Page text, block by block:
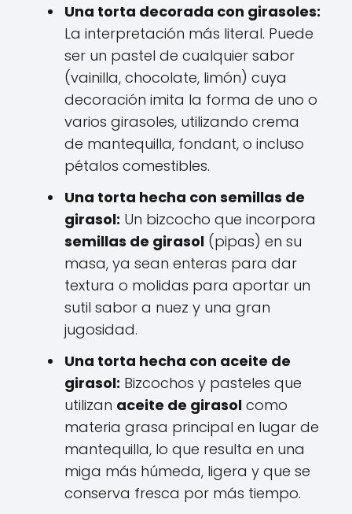
Una torta decorada con girasoles:
La interpretación más literal. Puede
ser un pastel de cualquier sabor
(vainilla, chocolate, limón) cuya
decoración imita la forma de uno o
varios girasoles, utilizando crema
de mantequilla, fondant, o incluso
pétalos comestibles.
Una torta hecha con semillas de
girasol: Un bizcocho que incorpora
semillas de girasol (pipas) en su
masa, ya sean enteras para dar
textura o molidas para aportar un
sutil sabor a nuez y una gran
jugosidad.
Una torta hecha con aceite de
girasol: Bizcochos y pasteles que
utilizan aceite de girasol como
materia grasa principal en lugar de
mantequilla, lo que resulta en una
miga más húmeda, ligera y que se
conserva fresca por más tiempo.